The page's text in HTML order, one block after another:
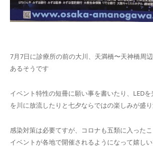
7月7日に診療所の前の大川、天満橋〜天神橋周
あるそうです
イベント特性の短冊に願い事を書いたり、LED
を川に放流したりと七夕ならではの楽しみが盛
感染対策は必要てすが、コロナも五類に入った
イベントが各地で開催されるようになって嬉し